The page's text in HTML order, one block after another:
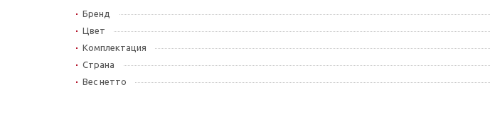
Бренд
Цвет
Комплектация
Страна
Вес нетто